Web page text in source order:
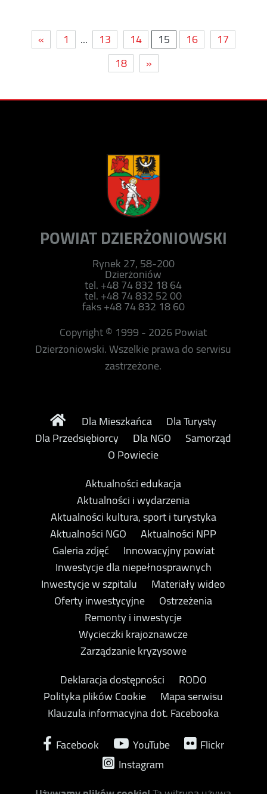
« 1 ... 13 14 15 16
17
18
»
POWIAT DZIERŻONIOWSKI
Rynek 27, 58-200
Dzierżoniów
tel. +48 74 832 18 64
tel. +48 74 832 52 00
faks +48 74 832 18 60
Copyright © 1999 - 2026 Powiat
Dzierżoniowski. Wszelkie prawa do serwisu
zastrzeżone.
Dla Mieszkańca
Dla Turysty
Dla Przedsiębiorcy
Dla NGO
Samorząd
O Powiecie
Aktualności edukacja
Aktualności i wydarzenia
Aktualności kultura, sport i turystyka
Aktualności NGO
Aktualności NPP
Galeria zdjęć
Innowacyjny powiat
Inwestycje dla niepełnosprawnych
Inwestycje w szpitalu
Materiały wideo
Oferty inwestycyjne
Ostrzeżenia
Remonty i inwestycje
Wycieczki krajoznawcze
Zarządzanie kryzysowe
Deklaracja dostępności
RODO
Polityka plików Cookie
Mapa serwisu
Klauzula informacyjna dot. Facebooka
Facebook
YouTube
Flickr
Instagram